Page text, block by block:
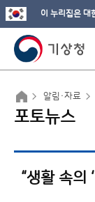
이 누리집은 대
알림·자료
포토뉴스
“생활 속의